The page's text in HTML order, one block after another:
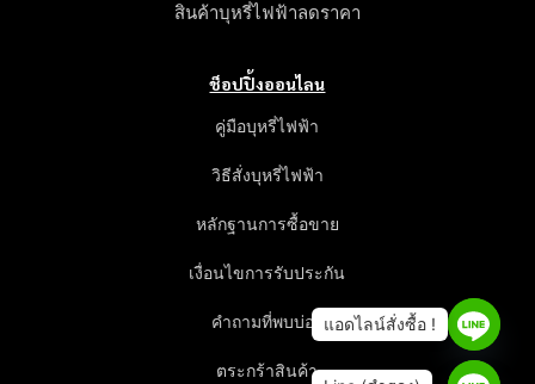
สินค้าบุหรี่ไฟฟ้าลดราคา
ช็อปปิ้งออนไลน
คู่มือบุหรี่ไฟฟ้า
วิธีสั่งบุหรี่ไฟฟ้า
หลักฐานการซื้อขาย
เงื่อนไขการรับประกัน
คำถามที่พบบ่อย
ตระกร้าสินค้า